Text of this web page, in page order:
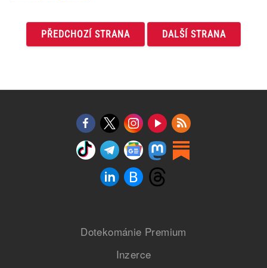
PŘEDCHOZÍ STRANA DALŠÍ STRANA
Dotekománie Premium
Inzerce